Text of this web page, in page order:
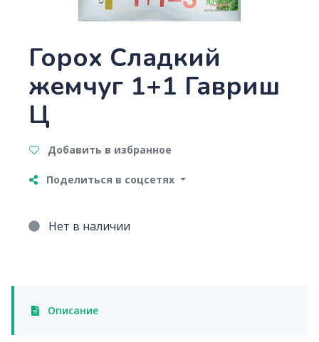
Горох Сладкий
жемчуг 1+1 Гавриш
Ц
Добавить в избранное
Поделиться в соцсетях
Нет в наличии
Описание